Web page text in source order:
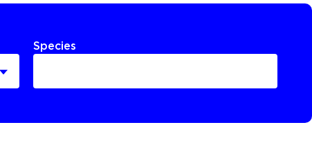
Species